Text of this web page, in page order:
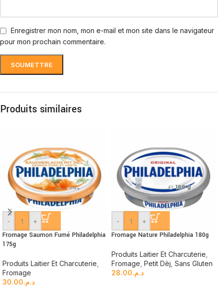
Enregistrer mon nom, mon e-mail et mon site dans le navigateur
pour mon prochain commentaire.
Produits similaires
- +
Fromage Saumon Fumé Philadelphia
175g
Produits Laitier Et Charcuterie
Fromage
د.م.30.00
- +
Fromage Nature Philadelphia 180g
Produits Laitier Et Charcuterie
Fromage Petit Dèj Sans Gluten
د.م.28.00